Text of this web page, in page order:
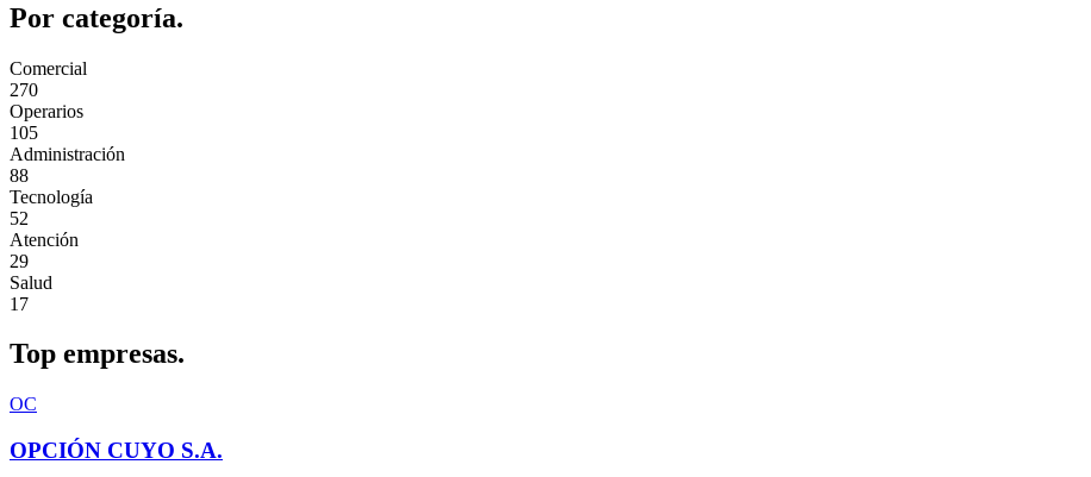
Por categoría.
Comercial
270
Operarios
105
Administración
88
Tecnología
52
Atención
29
Salud
17
Top empresas.
OC
OPCIÓN CUYO S.A.